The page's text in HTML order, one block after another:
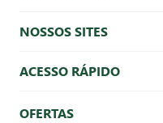
NOSSOS SITES
ACESSO RÁPIDO
OFERTAS